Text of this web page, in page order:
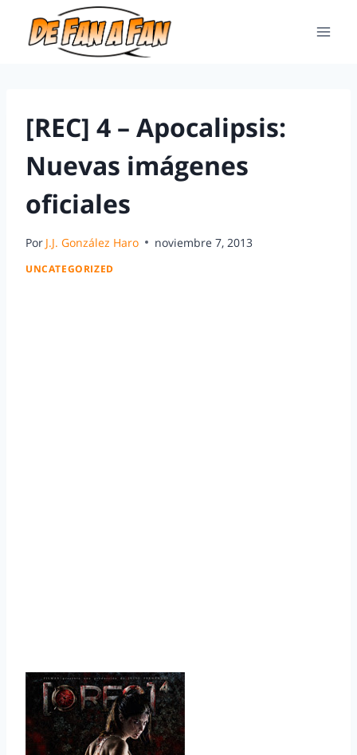
[REC] 4 – Apocalipsis:
Nuevas imágenes
oficiales
Por J.J. González Haro noviembre 7, 2013
UNCATEGORIZED